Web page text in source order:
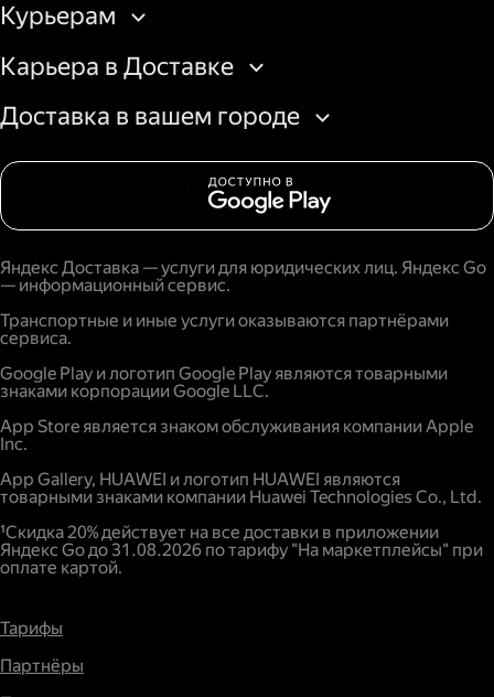
Курьерам
Карьера в Доставке
Доставка в вашем городе
Яндекс Доставка — услуги для юридических лиц. Яндекс Go
— информационный сервис.
Транспортные и иные услуги оказываются партнёрами
сервиса.
Google Play и логотип Google Play являются товарными
знаками корпорации Google LLC.
App Store является знаком обслуживания компании Apple
Inc.
App Gallery, HUAWEI и логотип HUAWEI являются
товарными знаками компании Huawei Technologies Co., Ltd.
¹Скидка 20% действует на все доставки в приложении
Яндекс Go до 31.08.2026 по тарифу "На маркетплейсы" при
оплате картой.
Тарифы
Партнёры